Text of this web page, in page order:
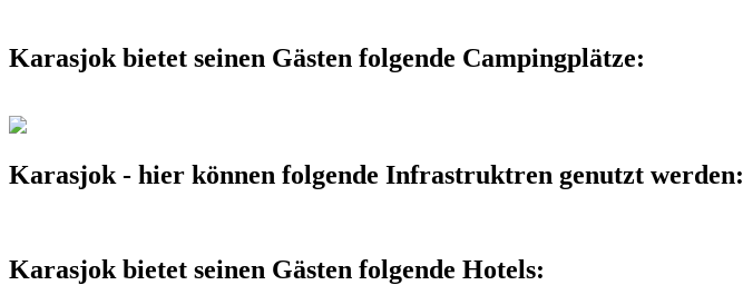
Karasjok bietet seinen Gästen folgende Campingplätze:
Karasjok - hier können folgende Infrastruktren genutzt werden:
Karasjok bietet seinen Gästen folgende Hotels: